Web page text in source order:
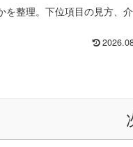
を整理。下位項目の見方、介